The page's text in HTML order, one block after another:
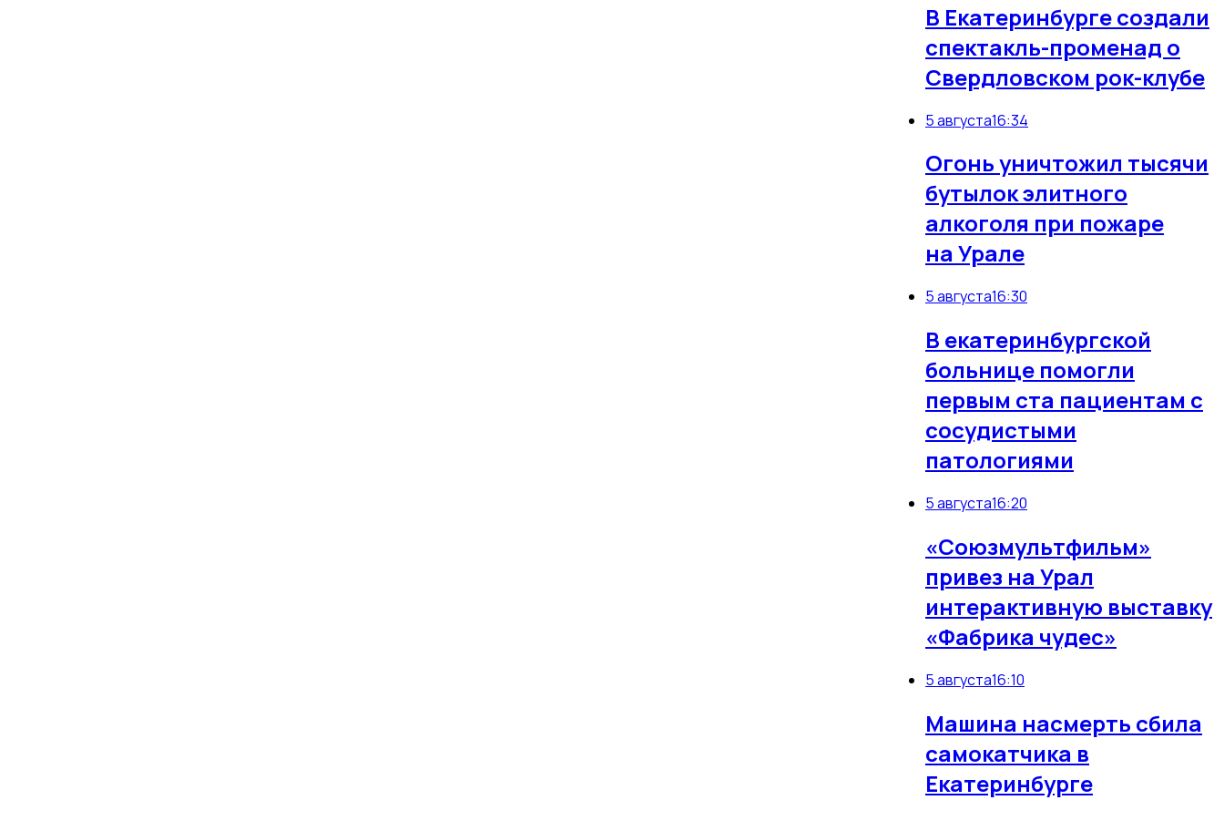
В Екатеринбурге создали
спектакль-променад о
Свердловском рок-клубе
5 августа16:34
Огонь уничтожил тысячи
бутылок элитного
алкоголя при пожаре
на Урале
5 августа16:30
В екатеринбургской
больнице помогли
первым ста пациентам с
сосудистыми
патологиями
5 августа16:20
«Союзмультфильм»
привез на Урал
интерактивную выставку
«Фабрика чудес»
5 августа16:10
Машина насмерть сбила
самокатчика в
Екатеринбурге